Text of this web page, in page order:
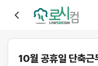
10월 공휴일 단축근